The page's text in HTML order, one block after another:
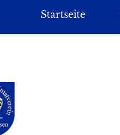
Startseite